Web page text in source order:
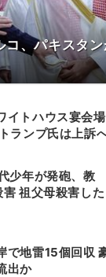
コ、パキスタ
イトハウス宴会場
ランプ氏は上訴
少年が発砲、教
祖父母殺害した
で地雷15個回収
出か